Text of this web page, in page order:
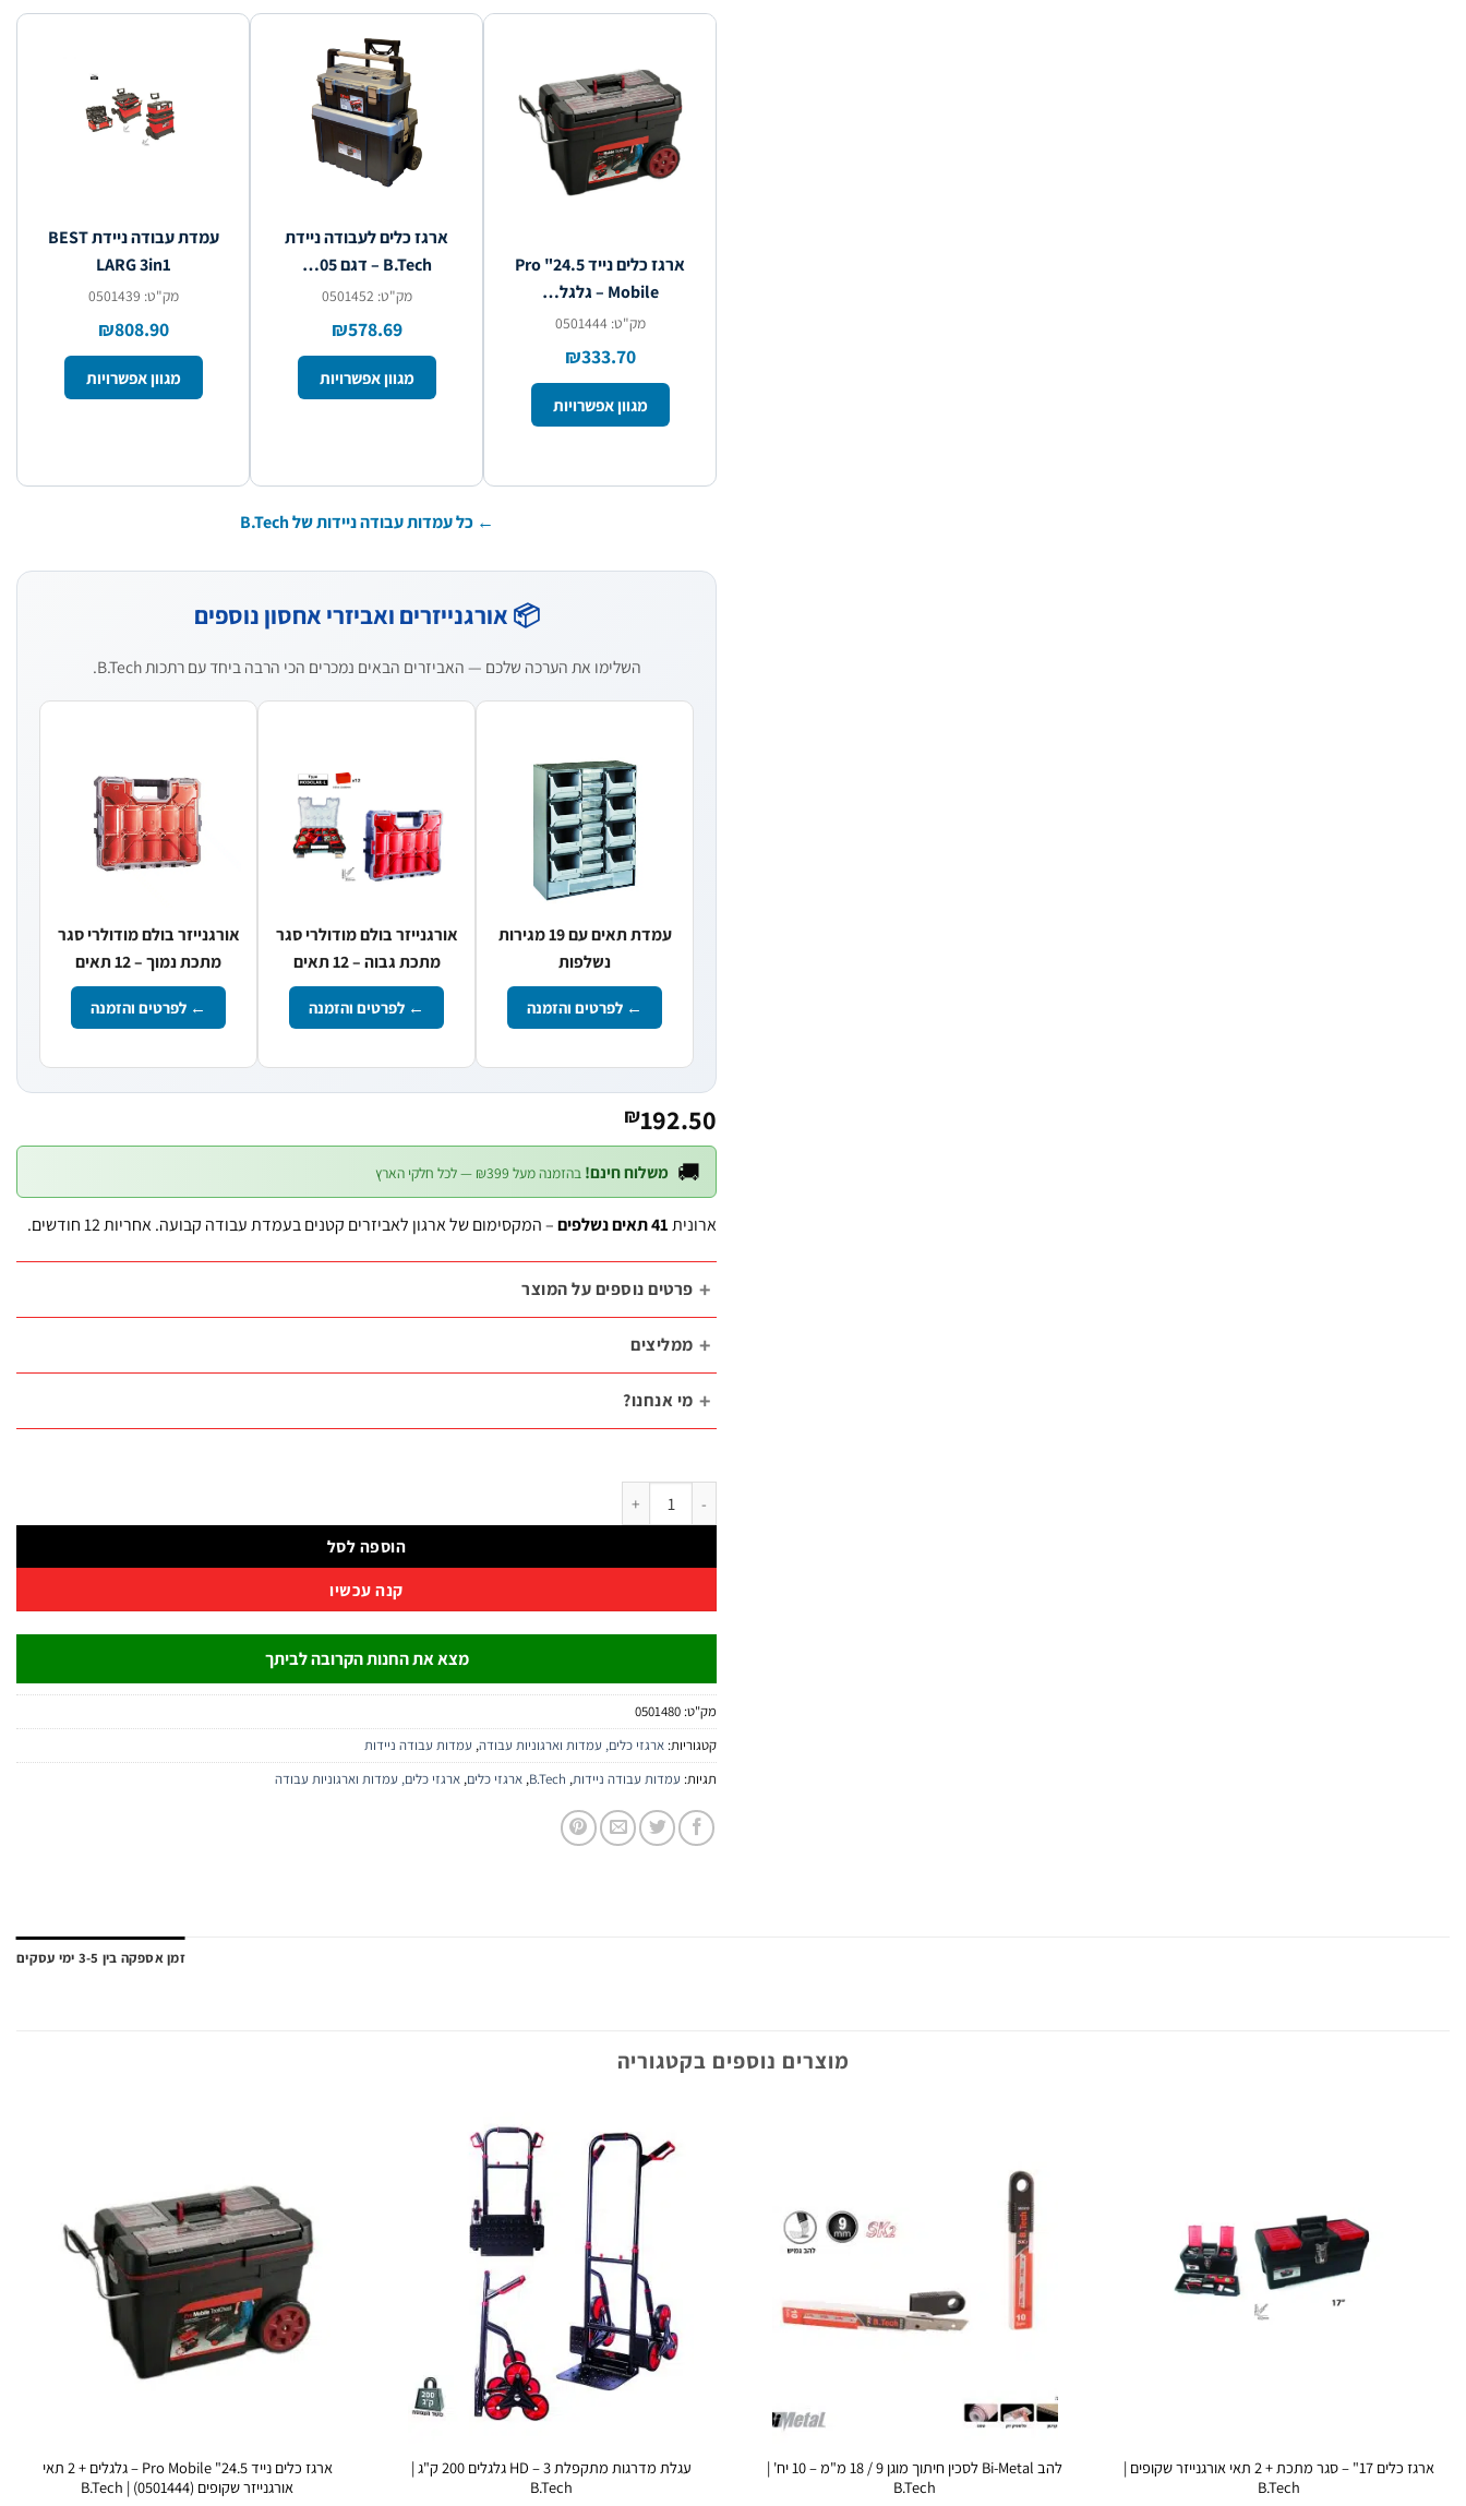
ארגז כלים נייד 24.5" Pro
Mobile – גלגל…
מק"ט: 0501444
₪333.70
מגוון אפשרויות
ארגז כלים לעבודה ניידת
B.Tech – דגם 05…
מק"ט: 0501452
₪578.69
מגוון אפשרויות
עמדת עבודה ניידת BEST
LARG 3in1
מק"ט: 0501439
₪808.90
מגוון אפשרויות
← כל עמדות עבודה ניידות של B.Tech
📦 אורגנייזרים ואביזרי אחסון נוספים
השלימו את הערכה שלכם — האביזרים הבאים נמכרים הכי הרבה ביחד עם רתכות B.Tech.
עמדת תאים עם 19 מגירות
נשלפות
← לפרטים והזמנה
אורגנייזר בולם מודולרי סגר
מתכת גבוה – 12 תאים
← לפרטים והזמנה
אורגנייזר בולם מודולרי סגר
מתכת נמוך – 12 תאים
← לפרטים והזמנה
₪192.50
🚚 משלוח חינם! בהזמנה מעל ₪399 — לכל חלקי הארץ
ארונית41 תאים נשלפים – המקסימום של ארגון לאביזרים קטנים בעמדת עבודה קבועה. אחריות 12 חודשים.
פרטים נוספים על המוצר
ממליצים
מי אנחנו?
כמות של ארונית אחסון קומפקטית – 41 תאים נשלפים | B.Tech
הוספה לסל
קנה עכשיו
מצא את החנות הקרובה לביתך
מק"ט: 0501480
קטגוריות: ארגזי כלים, עמדות וארגוניות עבודה, עמדות עבודה ניידות
תגיות: עמדות עבודה ניידות,
B.Tech
, ארגזי כלים, ארגזי כלים, עמדות וארגוניות עבודה
זמן אספקה בין 3-5 ימי עסקים
מוצרים נוספים בקטגוריה
ארגז כלים 17" – סגר מתכת + 2 תאי אורגנייזר שקופים |
B.Tech
להב Bi-Metal לסכין חיתוך מוגן 9 / 18 מ"מ – 10 יח' |
B.Tech
עגלת מדרגות מתקפלת HD – 3 גלגלים 200 ק"ג |
B.Tech
ארגז כלים נייד 24.5" Pro Mobile – גלגלים + 2 תאי
אורגנייזר שקופים (0501444) | B.Tech